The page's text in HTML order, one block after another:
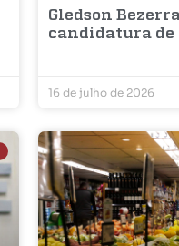
Gledson
candidatura de
16 de julho de 2026